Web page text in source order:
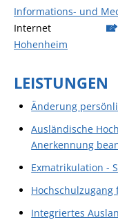
Informations- und
Internet
Hohenheim
LEISTUNGEN
Änderung
Ausländische
Anerkennung
Exmatrikulation -
Integriertes